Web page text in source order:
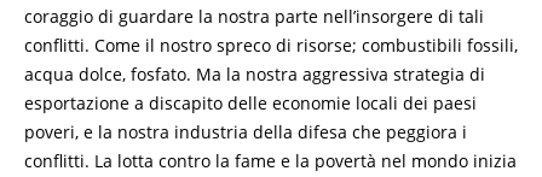
coraggio di guardare la nostra parte nell’insorgere di tali
conflitti. Come il nostro spreco di risorse; combustibili fossili,
acqua dolce, fosfato. Ma la nostra aggressiva strategia di
esportazione a discapito delle economie locali dei paesi
poveri, e la nostra industria della difesa che peggiora i
conflitti. La lotta contro la fame e la povertà nel mondo inizia